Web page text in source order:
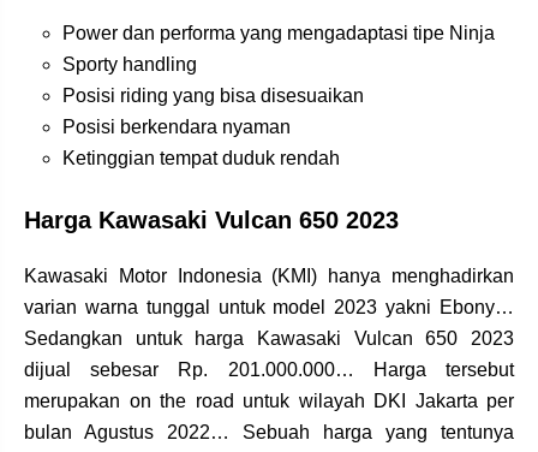
Power dan performa yang mengadaptasi tipe Ninja
Sporty handling
Posisi riding yang bisa disesuaikan
Posisi berkendara nyaman
Ketinggian tempat duduk rendah
Harga Kawasaki Vulcan 650 2023
Kawasaki Motor Indonesia (KMI) hanya menghadirkan
varian warna tunggal untuk model 2023 yakni Ebony…
Sedangkan untuk harga Kawasaki Vulcan 650 2023
dijual sebesar Rp. 201.000.000… Harga tersebut
merupakan on the road untuk wilayah DKI Jakarta per
bulan Agustus 2022… Sebuah harga yang tentunya